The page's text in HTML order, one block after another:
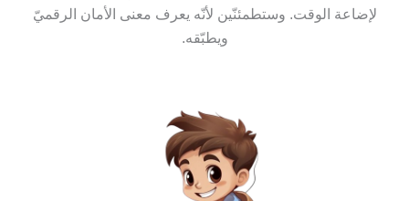
لإضاعة الوقت. وستطمئنّين لأنّه يعرف معنى الأمان الرقميّ
ويطبّقه.